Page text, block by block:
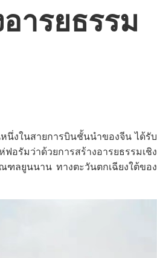
ารยธรรม
นึ่งในสายการบินชั้นนำของจีน ได้รับ
อรัมว่าด้วยการสร้างอารยธรรมเชิง
ฑลยูนนาน ทางตะวันตกเฉียงใต้ของ